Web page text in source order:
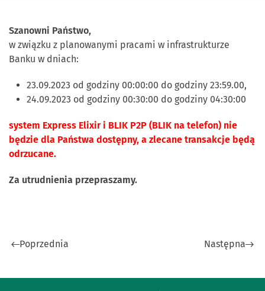
Szanowni Państwo,
w związku z planowanymi pracami w infrastrukturze
Banku w dniach:
23.09.2023 od godziny 00:00:00 do godziny 23:59.00,
24.09.2023 od godziny 00:30:00 do godziny 04:30:00
system Express Elixir i BLIK P2P (BLIK na telefon) nie
będzie dla Państwa dostępny, a zlecane transakcje będą
odrzucane.
Za utrudnienia przepraszamy.
Poprzednia Następna